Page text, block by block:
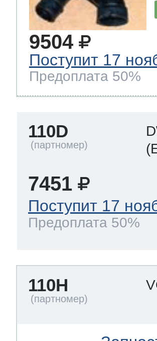
9504
Поступит 17
Предоплата 50%
110D
7451
Поступит 17
Предоплата 50%
110H